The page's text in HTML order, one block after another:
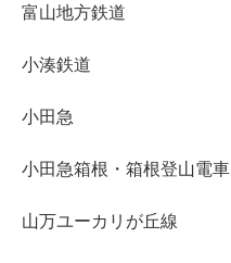
富山地方鉄道
小湊鉄道
小田急
小田急箱根・箱根登山電車
山万ユーカリが丘線